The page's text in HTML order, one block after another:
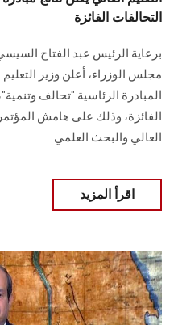
التحالفات الفائزة
برعاية الرئيس عبد الفتاح
مجلس الوزراء، أعلن وزير
المبادرة الرئاسية "تحالف
الفائزة، وذلك على هامش
العالي والبحث العلمي
اقرأ المزيد